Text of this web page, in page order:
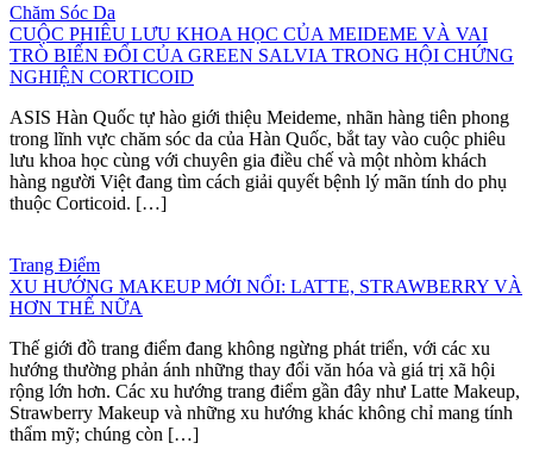
Chăm Sóc Da
CUỘC PHIÊU LƯU KHOA HỌC CỦA MEIDEME VÀ VAI
TRÒ BIẾN ĐỔI CỦA GREEN SALVIA TRONG HỘI CHỨNG
NGHIỆN CORTICOID
ASIS Hàn Quốc tự hào giới thiệu Meideme, nhãn hàng tiên phong
trong lĩnh vực chăm sóc da của Hàn Quốc, bắt tay vào cuộc phiêu
lưu khoa học cùng với chuyên gia điều chế và một nhòm khách
hàng người Việt đang tìm cách giải quyết bệnh lý mãn tính do phụ
thuộc Corticoid. […]
Trang Điểm
XU HƯỚNG MAKEUP MỚI NỔI: LATTE, STRAWBERRY VÀ
HƠN THẾ NỮA
Thế giới đồ trang điểm đang không ngừng phát triển, với các xu
hướng thường phản ánh những thay đổi văn hóa và giá trị xã hội
rộng lớn hơn. Các xu hướng trang điểm gần đây như Latte Makeup,
Strawberry Makeup và những xu hướng khác không chỉ mang tính
thẩm mỹ; chúng còn […]